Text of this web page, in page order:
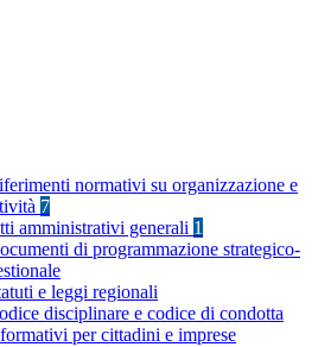
normativi su organizzazione e
7
amministrativi generali 1
di programmazione strategico-
e leggi regionali
disciplinare e codice di condotta
per cittadini e imprese